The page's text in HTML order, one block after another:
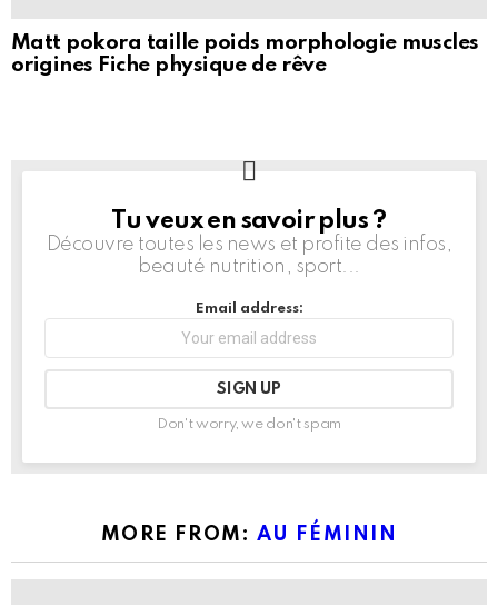
Matt pokora taille poids morphologie muscles
origines Fiche physique de rêve
NEWSLETTER
Tu veux en savoir plus ?
Découvre toutes les news et profite des infos,
beauté nutrition, sport...
Email address:
Don't worry, we don't spam
MORE FROM: AU FÉMININ